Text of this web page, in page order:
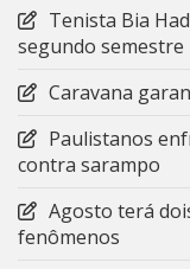
Tenista Bia
segundo semestre
Caravana
Paulistanos
contra sarampo
Agosto terá
fenômenos